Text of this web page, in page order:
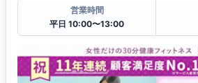
営業時間
平日 10:00〜13:00